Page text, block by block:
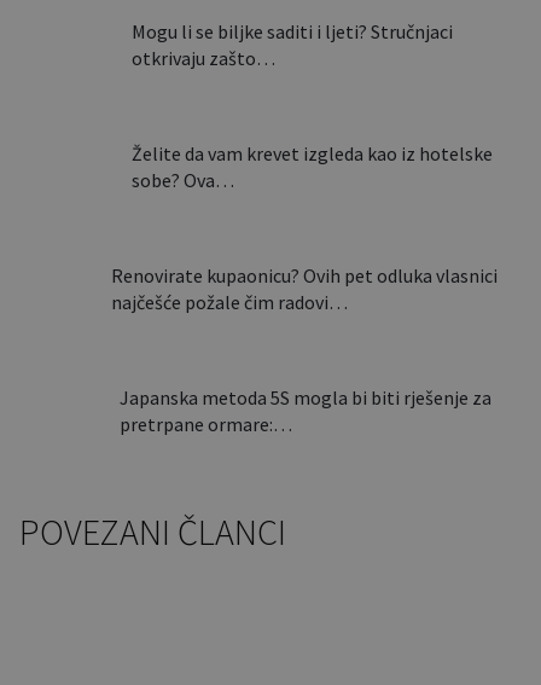
Mogu li se biljke saditi i ljeti? Stručnjaci
otkrivaju zašto…
Želite da vam krevet izgleda kao iz hotelske
sobe? Ova…
Renovirate kupaonicu? Ovih pet odluka vlasnici
najčešće požale čim radovi…
Japanska metoda 5S mogla bi biti rješenje za
pretrpane ormare:…
POVEZANI ČLANCI